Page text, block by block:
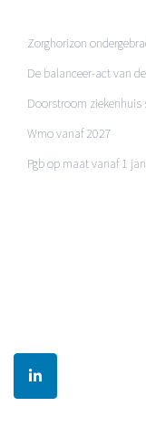
Zorghorizon
De balanceer-act van
Doorstroom ziekenhuis
Wmo vanaf 2027
Pgb op maat vanaf 1